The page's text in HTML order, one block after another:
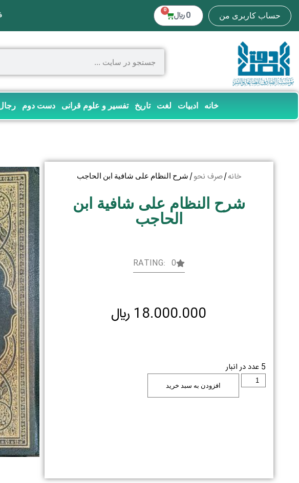
حساب کاربری من 0 ﷼ 0
خانه ادبیات لغت تاریخ تفسیر و علوم قرانی دست دوم
خانه/صرف نحو/ شرح النظام علی شافیة ابن الحاجب
شرح النظام علی شافیة ابن
الحاجب
RATING: 0
18.000.000 ﷼
5 عدد در انبار
افزودن به سبد خرید